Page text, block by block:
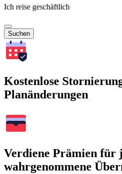
Ich reise geschäftlich
Suchen
Kostenlose
Planänderungen
Verdiene Prämien für
wahrgenommene